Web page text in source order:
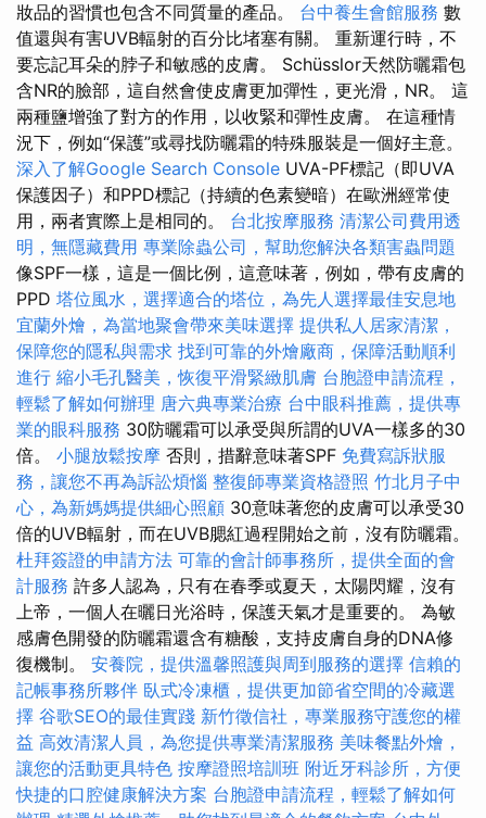
妝品的習慣也包含不同質量的產品。 台中養生會館服務 數
值還與有害UVB輻射的百分比堵塞有關。 重新運行時，不
要忘記耳朵的脖子和敏感的皮膚。 Schüsslor天然防曬霜包
含NR的臉部，這自然會使皮膚更加彈性，更光滑，NR。 這
兩種鹽增強了對方的作用，以收緊和彈性皮膚。 在這種情
況下，例如“保護”或尋找防曬霜的特殊服裝是一個好主意。
深入了解Google Search Console UVA-PF標記（即UVA
保護因子）和PPD標記（持續的色素變暗）在歐洲經常使
用，兩者實際上是相同的。 台北按摩服務 清潔公司費用透
明，無隱藏費用 專業除蟲公司，幫助您解決各類害蟲問題
像SPF一樣，這是一個比例，這意味著，例如，帶有皮膚的
PPD 塔位風水，選擇適合的塔位，為先人選擇最佳安息地
宜蘭外燴，為當地聚會帶來美味選擇 提供私人居家清潔，
保障您的隱私與需求 找到可靠的外燴廠商，保障活動順利
進行 縮小毛孔醫美，恢復平滑緊緻肌膚 台胞證申請流程，
輕鬆了解如何辦理 唐六典專業治療 台中眼科推薦，提供專
業的眼科服務 30防曬霜可以承受與所謂的UVA一樣多的30
倍​​。 小腿放鬆按摩 否則，措辭意味著SPF 免費寫訴狀服
務，讓您不再為訴訟煩惱 整復師專業資格證照 竹北月子中
心，為新媽媽提供細心照顧 30意味著您的皮膚可以承受30
倍的UVB輻射，而在UVB腮紅過程開始之前，沒有防曬霜。
杜拜簽證的申請方法 可靠的會計師事務所，提供全面的會
計服務 許多人認為，只有在春季或夏天，太陽閃耀，沒有
上帝，一個人在曬日光浴時，保護天氣才是重要的。 為敏
感膚色開發的防曬霜還含有糖酸，支持皮膚自身的DNA修
復機制。 安養院，提供溫馨照護與周到服務的選擇 信賴的
記帳事務所夥伴 臥式冷凍櫃，提供更加節省空間的冷藏選
擇 谷歌SEO的最佳實踐 新竹徵信社，專業服務守護您的權
益 高效清潔人員，為您提供專業清潔服務 美味餐點外燴，
讓您的活動更具特色 按摩證照培訓班 附近牙科診所，方便
快捷的口腔健康解決方案 台胞證申請流程，輕鬆了解如何